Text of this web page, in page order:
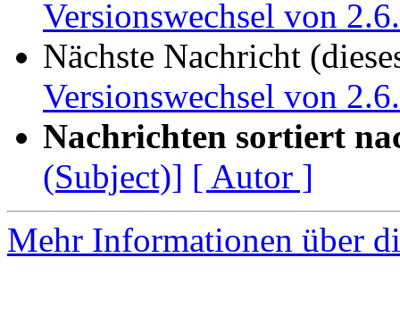
Versionswechsel von
Nächste Nachricht
Versionswechsel von
Nachrichten sortiert
(Subject)] [ Autor ]
Mehr Informationen über